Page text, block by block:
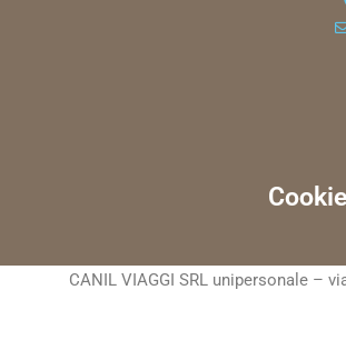
CANIL VIAGGI SRL unipersonale –